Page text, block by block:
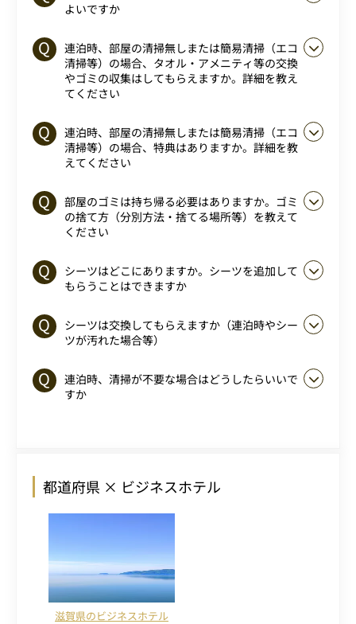
よいですか
連泊時、部屋の清掃無しまたは簡易清掃（エコ
清掃等）の場合、タオル・アメニティ等の交換
やゴミの収集はしてもらえますか。詳細を教え
てください
連泊時、部屋の清掃無しまたは簡易清掃（エコ
清掃等）の場合、特典はありますか。詳細を教
えてください
部屋のゴミは持ち帰る必要はありますか。ゴミ
の捨て方（分別方法・捨てる場所等）を教えて
ください
シーツはどこにありますか。シーツを追加して
もらうことはできますか
シーツは交換してもらえますか（連泊時やシー
ツが汚れた場合等）
連泊時、清掃が不要な場合はどうしたらいいで
すか
都道府県 × ビジネスホテル
滋賀県のビジネスホテル